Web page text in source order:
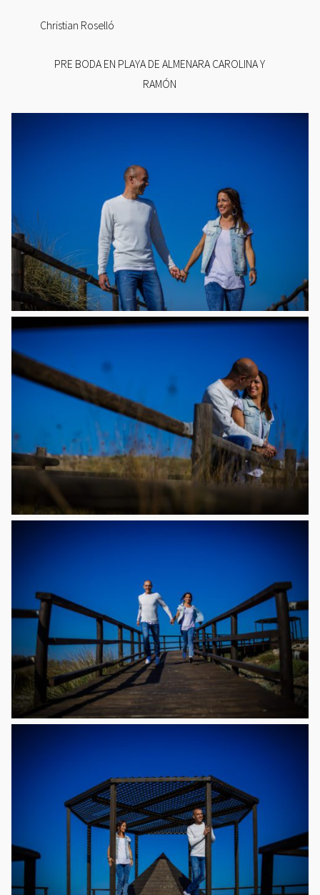
Christian Roselló
PRE BODA EN PLAYA DE ALMENARA CAROLINA Y
RAMÓN